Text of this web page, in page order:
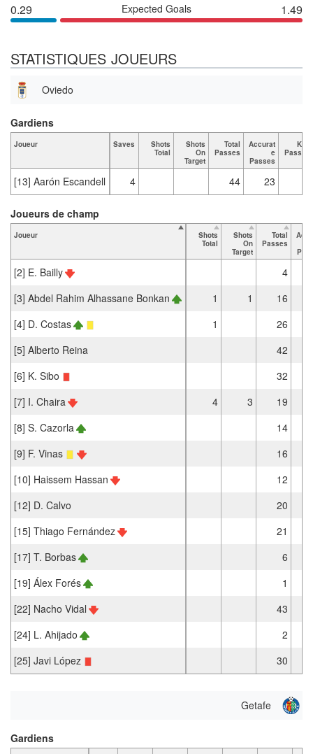
0.29 Expected Goals 1.49
STATISTIQUES JOUEURS
Oviedo
Joueur Saves
Shots
Total
Shots
On
Target
Total
Passes
Accurat
e
Passes
Key
Passes
[13] Aarón Escandell 4 44 23
Gardiens
Joueur
Shots
Total
Shots
On
Target
Total
Passes
[2] E. Bailly
4
[3] Abdel Rahim Alhassane Bonkan
1 1 16
[4] D. Costas
1 26
[5] Alberto Reina
42
[6] K. Sibo
32
[7] I. Chaira
4 3 19
[8] S. Cazorla
14
[9] F. Vinas
16
[10] Haissem Hassan
12
[12] D. Calvo
20
[15] Thiago Fernández
21
[17] T. Borbas
6
[19] Álex Forés
1
[22] Nacho Vidal
43
[24] L. Ahijado
2
[25] Javi López
30
Joueurs de champ
Getafe
Gardiens